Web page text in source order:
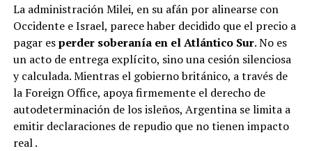
La administración Milei, en su afán por alinearse con
Occidente e Israel, parece haber decidido que el precio a
pagar esperder soberanía en el Atlántico Sur. No es
un acto de entrega explícito, sino una cesión silenciosa
y calculada. Mientras el gobierno británico, a través de
la Foreign Office, apoya firmemente el derecho de
autodeterminación de los isleños, Argentina se limita a
emitir declaraciones de repudio que no tienen impacto
real.